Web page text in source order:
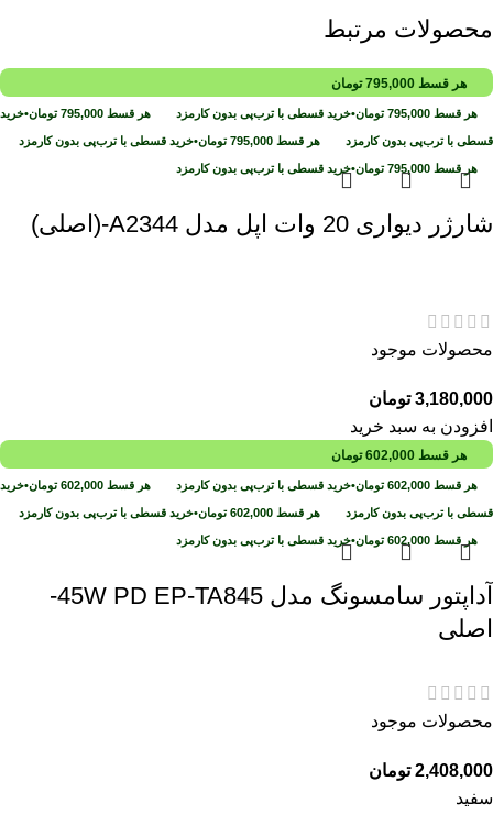
محصولات مرتبط
هر قسط 795,000 تومان
هر قسط 795,000 تومان•خرید قسطی با ترب‌پی بدون کارمزد هر قسط 795,000 تومان•خرید
قسطی با ترب‌پی بدون کارمزد هر قسط 795,000 تومان•خرید قسطی با ترب‌پی بدون کارمزد
هر قسط 795,000 تومان•خرید قسطی با ترب‌پی بدون کارمزد
شارژر دیواری 20 وات اپل مدل A2344-(اصلی)
محصولات موجود
3,180,000 تومان
افزودن به سبد خرید
هر قسط 602,000 تومان
هر قسط 602,000 تومان•خرید قسطی با ترب‌پی بدون کارمزد هر قسط 602,000 تومان•خرید
قسطی با ترب‌پی بدون کارمزد هر قسط 602,000 تومان•خرید قسطی با ترب‌پی بدون کارمزد
هر قسط 602,000 تومان•خرید قسطی با ترب‌پی بدون کارمزد
آداپتور سامسونگ مدل 45W PD EP-TA845-
اصلی
محصولات موجود
2,408,000 تومان
سفید